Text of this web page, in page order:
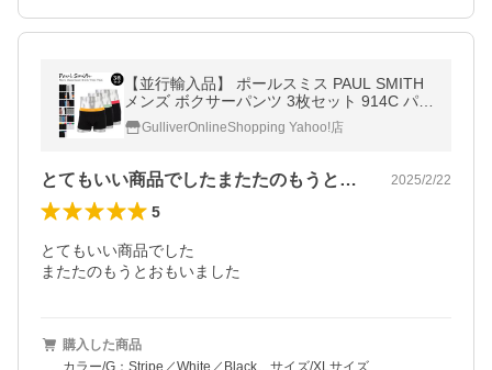
【並行輸入品】 ポールスミス PAUL SMITH
メンズ ボクサーパンツ 3枚セット 914C パン
ツ アンダーウェア おしゃれ
GulliverOnlineShopping Yahoo!店
とてもいい商品でしたまたたのもうとおも… 2025/2/22
5
とてもいい商品でした
またたのもうとおもいました
購入した商品
カラー/G：Stripe／White／Black、サイズ/XLサイズ